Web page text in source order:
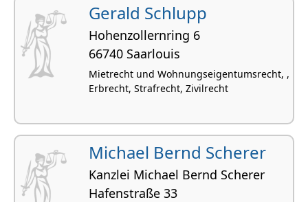
Gerald Schlupp
Hohenzol­lernring 6
66740 Saarlouis
Mietrecht und Wohnungseigentumsrecht, ,
Erbrecht, Strafrecht, Zivilrecht
Michael Bernd Scherer
Kanzlei Michael Bernd Scherer
Hafenstraße 33